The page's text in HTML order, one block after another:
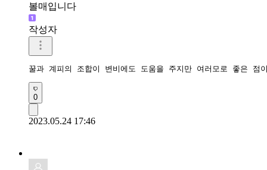
볼매입니다
작성자
꿀과 계피의 조합이 변비에도 도움을 주지만 여러모로 좋은 점
0
2023.05.24 17:46